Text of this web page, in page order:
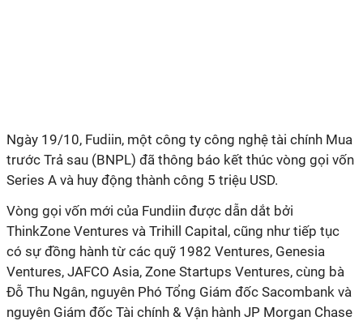
Ngày 19/10, Fudiin, một công ty công nghệ tài chính Mua
trước Trả sau (BNPL) đã thông báo kết thúc vòng gọi vốn
Series A và huy động thành công 5 triệu USD.
Vòng gọi vốn mới của Fundiin được dẫn dắt bởi
ThinkZone Ventures và Trihill Capital, cũng như tiếp tục
có sự đồng hành từ các quỹ 1982 Ventures, Genesia
Ventures, JAFCO Asia, Zone Startups Ventures, cùng bà
Đỗ Thu Ngân, nguyên Phó Tổng Giám đốc Sacombank và
nguyên Giám đốc Tài chính & Vận hành JP Morgan Chase